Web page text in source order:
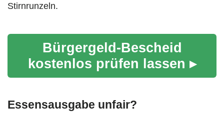
Stirnrunzeln.
Bürgergeld-Bescheid
kostenlos prüfen lassen ▸
Essensausgabe unfair?